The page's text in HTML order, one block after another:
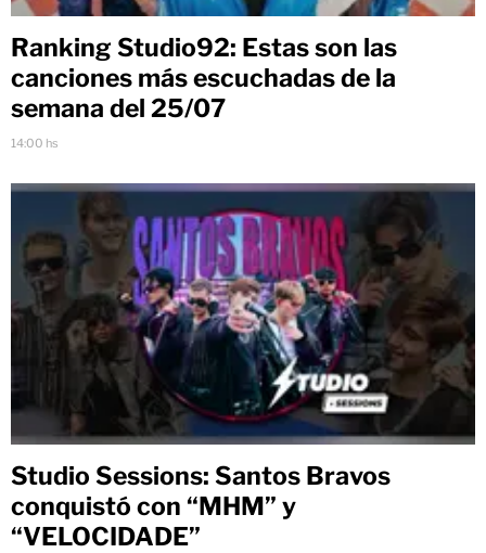
Ranking Studio92: Estas son las
canciones más escuchadas de la
semana del 25/07
14:00 hs
Studio Sessions: Santos Bravos
conquistó con “MHM” y
“VELOCIDADE”